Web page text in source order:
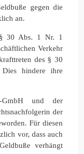
gegen die
an.
30 Abs. 1 Nr. 1
Verkehr
des § 30
hindere ihre
und der
der
Für diesen
vor, dass auch
verhängt